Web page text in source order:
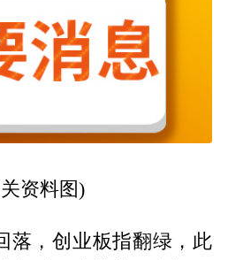
资料图)
落，创业板指翻绿，此